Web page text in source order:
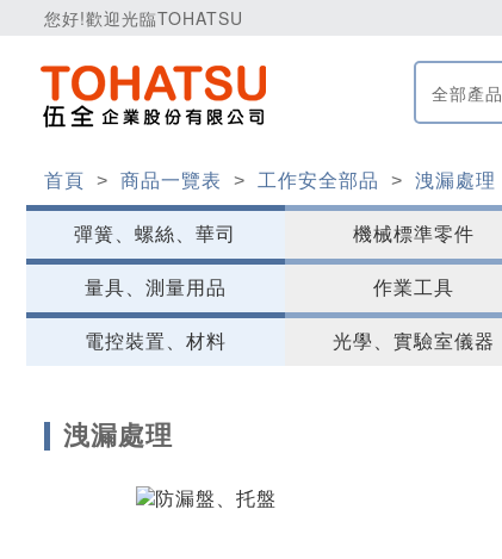
您好!歡迎光臨TOHATSU
全部產品
首頁 > 商品一覽表 > 工作安全部品 > 洩漏處理
彈簧、螺絲、華司 機械標準零件
量具、測量用品 作業工具
電控裝置、材料 光學、實驗室儀器
洩漏處理